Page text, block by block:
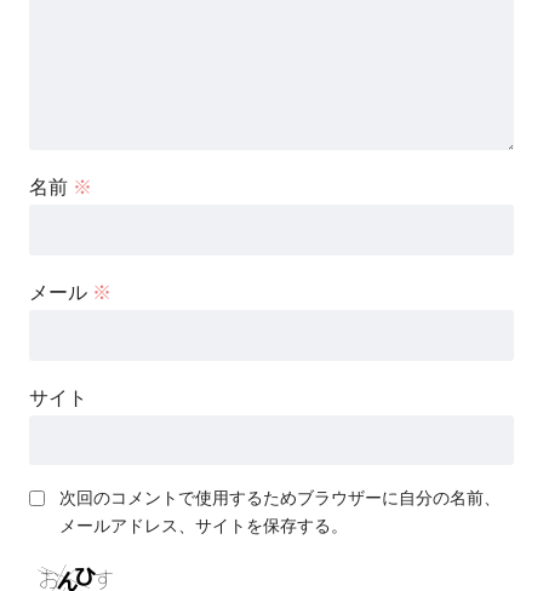
名前 ※
メール ※
サイト
次回のコメントで使用するためブラウザーに自分の名前、
メールアドレス、サイトを保存する。